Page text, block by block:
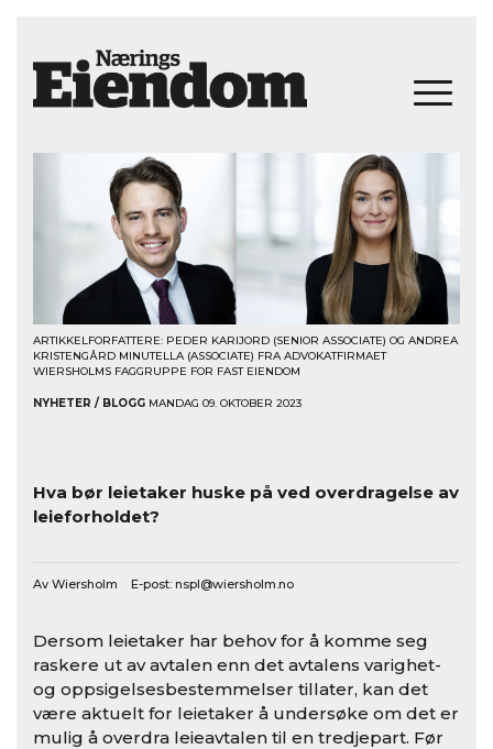
ARTIKKELFORFATTERE: PEDER KARIJORD (SENIOR ASSOCIATE) OG ANDREA
KRISTENGÅRD MINUTELLA (ASSOCIATE) FRA ADVOKATFIRMAET
WIERSHOLMS FAGGRUPPE FOR FAST EIENDOM
NYHETER / BLOGG MANDAG 09. OKTOBER 2023
Hva bør leietaker huske på ved overdragelse av
leieforholdet?
Av Wiersholm E-post: nspl@wiersholm.no
Dersom leietaker har behov for å komme seg
raskere ut av avtalen enn det avtalens varighet-
og oppsigelsesbestemmelser tillater, kan det
være aktuelt for leietaker å undersøke om det er
mulig å overdra leieavtalen til en tredjepart. Før